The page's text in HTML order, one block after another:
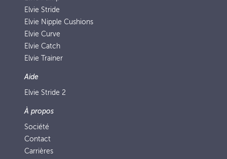
Elvie Stride
Elvie Nipple Cushions
Elvie Curve
Elvie Catch
Elvie Trainer
Aide
Elvie Stride 2
À propos
Société
Contact
Carrières